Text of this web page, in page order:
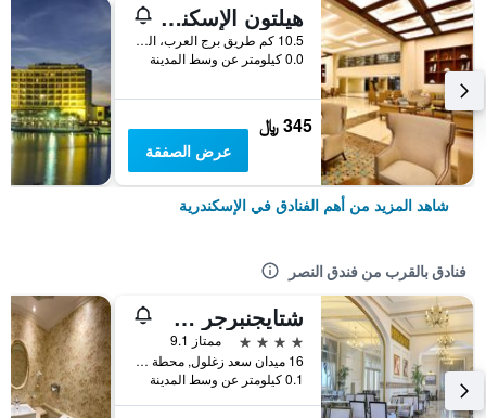
هيلتون الإسكندرية كينجز رانش
10.5 كم طريق برج العرب، الملك مريوط, الإسكندرية, مصر
0.0 كيلومتر عن وسط المدينة
345 ﷼
عرض الصفقة
شاهد المزيد من أهم الفنادق في الإسكندرية
فنادق بالقرب من فندق النصر
شتايجنبرجر سيسل – الأسكندرية
4 نجوم
ممتاز 9.1
16 ميدان سعد زغلول, محطة الرمل, الإسكندرية, مصر
0.1 كيلومتر عن وسط المدينة